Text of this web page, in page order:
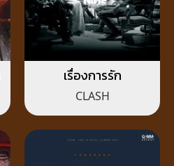
เรื่องการรัก
CLASH